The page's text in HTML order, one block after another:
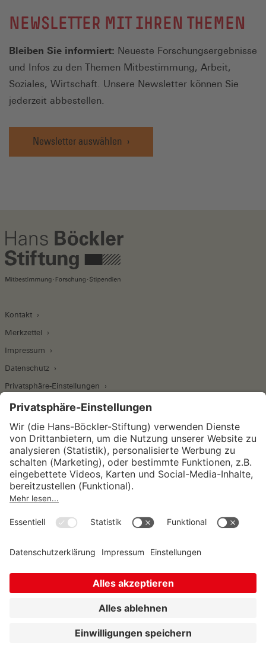
NEWSLETTER MIT IHREN THEMEN
Bleiben Sie informiert: Neueste Forschungsergebnisse
und Infos zu den Themen Mitbestimmung, Arbeit,
Soziales, Wirtschaft. Unsere Newsletter können Sie
jederzeit abbestellen.
Newsletter auswählen
Kontakt
Merkzettel
Impressum
Datenschutz
Privatsphäre-Einstellungen
Wirtschafts- und Sozialwissenschaftliches Institut
Institut für Makroökonomie und
Konjunkturforschung
Unternehmensführung
Sozialrecht